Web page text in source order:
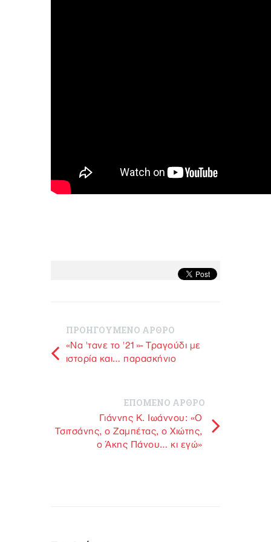
ΠΡΟΗΓΟΥΜΕΝΟ ΑΡΘΡΟ
«Nα 'τανε το '21»- Τραγούδι με
ιστορία και… παρασκήνιο
ΕΠΟΜΕΝΟ ΑΡΘΡΟ
Γιάννης Κ. Ιωάννου: «Ο
Τσιτσάνης, ο Ζαμπέτας, ο Χιώτης,
ο Άκης Πάνου… κι εγώ»